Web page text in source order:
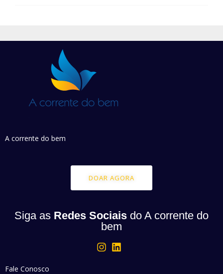
A corrente do bem
DOAR AGORA
Siga as Redes Sociais do A corrente do
bem
Fale Conosco